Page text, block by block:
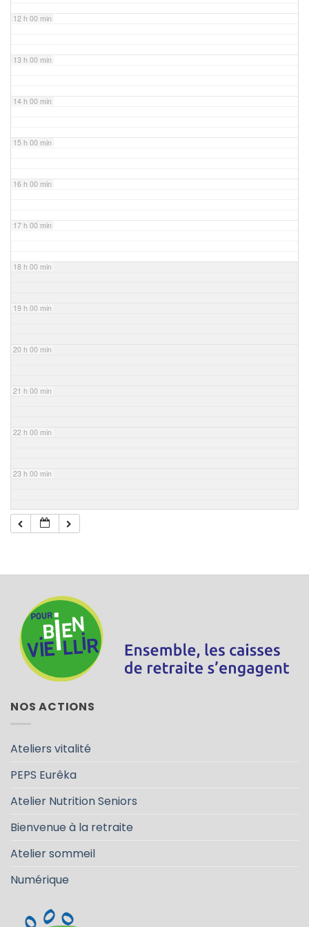
12 h 00 min
13 h 00 min
14 h 00 min
15 h 00 min
16 h 00 min
17 h 00 min
18 h 00 min
19 h 00 min
20 h 00 min
21 h 00 min
22 h 00 min
23 h 00 min
NOS ACTIONS
Ateliers vitalité
PEPS Eurêka
Atelier Nutrition Seniors
Bienvenue à la retraite
Atelier sommeil
Numérique